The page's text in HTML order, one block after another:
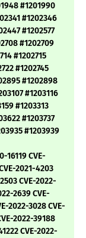
#1201990
#1202346
#1202577
#1202709
#1202715
#1202745
#1202898
#1203116
#1203313
#1203737
#1203939
16119 CVE-
2021-4203
CVE-2022-
2639 CVE-
2022-3028 CVE-
2022-39188
CVE-2022-